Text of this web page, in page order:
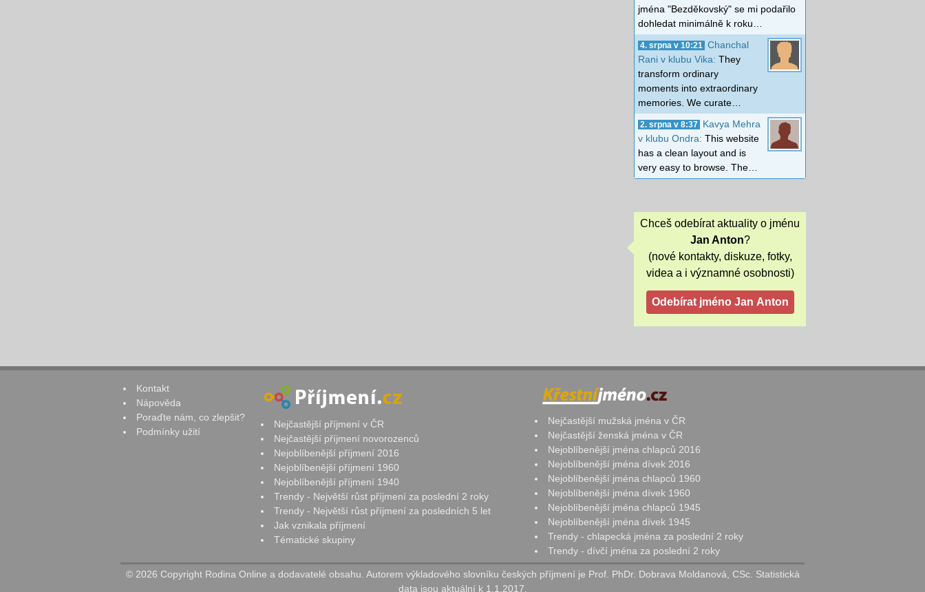
jména "Bezděkovský" se mi podařilo
dohledat minimálně k roku…
4. srpna v 10:21
Chanchal
Rani v klubu Vika: They
transform ordinary
moments into extraordinary
memories. We curate…
2. srpna v 8:37
Kavya Mehra
v klubu Ondra: This website
has a clean layout and is
very easy to browse. The…
Chceš odebírat aktuality o jménu
Jan Anton?
(nové kontakty, diskuze, fotky,
videa a i významné osobnosti)
Kontakt
Nápověda
Poraďte nám, co zlepšit?
Podmínky užití
Nejčastější příjmení v ČR
Nejčastější příjmení novorozenců
Nejoblíbenější příjmení 2016
Nejoblíbenější příjmení 1960
Nejoblíbenější příjmení 1940
Trendy - Největší růst příjmení za poslední 2 roky
Trendy - Největší růst příjmení za posledních 5 let
Jak vznikala příjmení
Tématické skupiny
Nejčastější mužská jména v ČR
Nejčastější ženská jména v ČR
Nejoblíbenější jména chlapců 2016
Nejoblíbenější jména dívek 2016
Nejoblíbenější jména chlapců 1960
Nejoblíbenější jména dívek 1960
Nejoblíbenější jména chlapců 1945
Nejoblíbenější jména dívek 1945
Trendy - chlapecká jména za poslední 2 roky
Trendy - dívčí jména za poslední 2 roky
© 2026 Copyright Rodina Online a dodavatelé obsahu. Autorem výkladového slovníku českých příjmení je Prof. PhDr. Dobrava Moldanová, CSc. Statistická
data jsou aktuální k 1.1.2017.